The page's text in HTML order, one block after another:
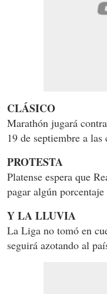
CLÁSICO
Marathón jugará
19 de septiembre a
PROTESTA
Platense espera que
pagar algún
Y LA LLUVIA
La Liga no tomó en
seguirá azotando al